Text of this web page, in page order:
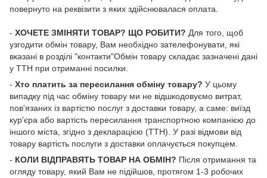
повернуто на реквізити з яких здійснювалася оплата.
- ХОЧЕТЕ ЗМІНЯТИ ТОВАР? ЩО РОБИТИ? Для того, щоб
узгодити обмін товару, Вам необхідно зателефонувати, які
вказані в розділі "контакти"Обмін товару складає зазначені дані
у ТТН при отриманні посилки.
- Хто платить за пересилання обміну товару? У цьому
випадку під час обміну товару ми не відшкодовуємо витрат,
пов'язаних із вартістю послуг з доставки товару, а саме: виїзд
кур'єра або вартість пересилання транспортною компанією до
іншого міста, згідно з декларацією (ТТН). У разі відмови від
товару вартість послуги з доставки оплачується покупцем.
- КОЛИ ВІДПРАВЯТЬ ТОВАР НА ОБМІН? Після отримання та
огляду товару, який Вам не підійшов, протягом 1-3 робочих